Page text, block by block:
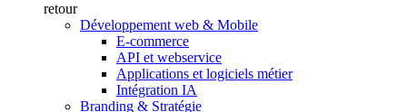
retour
Développement web & Mobile
E-commerce
API et webservice
Applications et logiciels métier
Intégration IA
Branding & Stratégie